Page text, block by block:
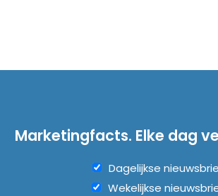
Marketingfacts. Elke dag
Dagelijkse
Wekelijkse